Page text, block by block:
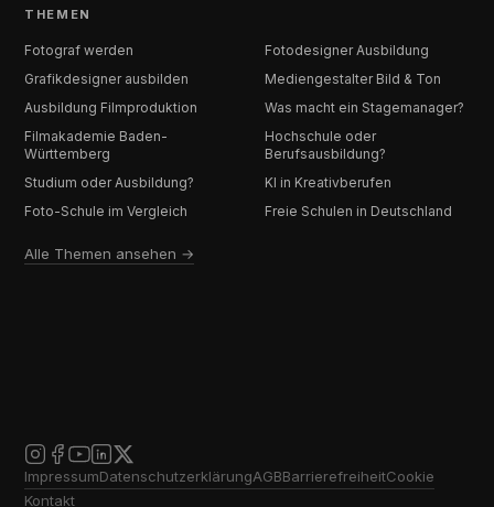
THEMEN
Fotograf werden
Fotodesigner Ausbildung
Grafikdesigner ausbilden
Mediengestalter Bild & Ton
Ausbildung Filmproduktion
Was macht ein Stagemanager?
Filmakademie Baden-
Württemberg
Hochschule oder
Berufsausbildung?
Studium oder Ausbildung?
KI in Kreativberufen
Foto-Schule im Vergleich
Freie Schulen in Deutschland
Alle Themen ansehen →
ImpressumDatenschutzerklärungAGBBarrierefreiheitCookie
Kontakt